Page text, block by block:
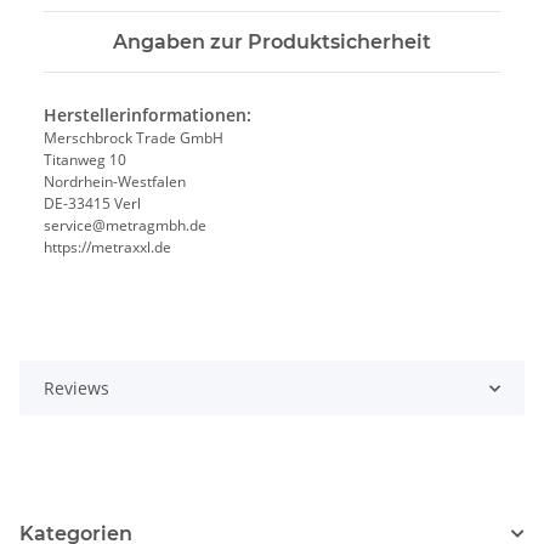
Angaben zur Produktsicherheit
Herstellerinformationen:
Merschbrock Trade GmbH
Titanweg 10
Nordrhein-Westfalen
DE-33415 Verl
service@metragmbh.de
https://metraxxl.de
Reviews
Kategorien